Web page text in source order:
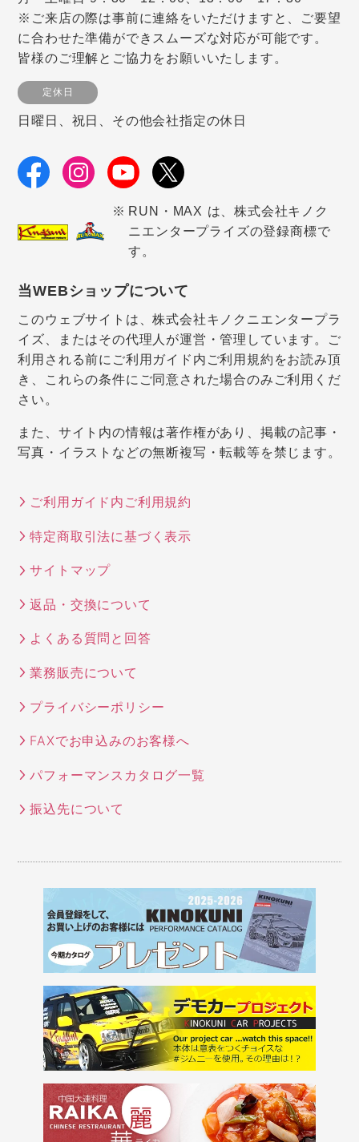
※ご来店の際は事前に連絡をいただけますと、ご要望
に合わせた準備ができスムーズな対応が可能です。
皆様のご理解とご協力をお願いいたします。
定休日
日曜日、祝日、その他会社指定の休日
RUN・MAX は、株式会社キノク
ニエンタープライズの登録商標で
す。
当WEBショップについて
このウェブサイトは、株式会社キノクニエンタープラ
イズ、またはその代理人が運営・管理しています。ご
利用される前にご利用ガイド内ご利用規約をお読み頂
き、これらの条件にご同意された場合のみご利用くだ
さい。
また、サイト内の情報は著作権があり、掲載の記事・
写真・イラストなどの無断複写・転載等を禁じます。
ご利用ガイド内ご利用規約
特定商取引法に基づく表示
サイトマップ
返品・交換について
よくある質問と回答
業務販売について
プライバシーポリシー
FAXでお申込みのお客様へ
パフォーマンスカタログ一覧
振込先について